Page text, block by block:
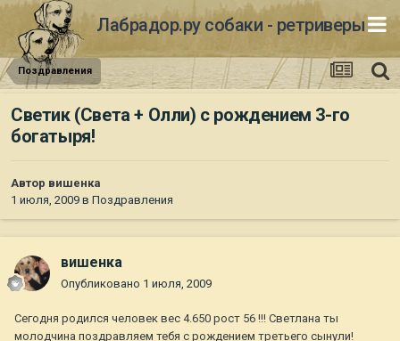
Лабрадор.ру собаки - ретриверы
Поздравления
Светик (Света + Олли) с рождением 3-го
богатыря!
Автор вишенка
1 июля, 2009 в Поздравления
вишенка
Опубликовано 1 июля, 2009
Сегодня родился человек вес 4.650 рост 56 !!! Светлана ты
молодчина поздравляем тебя с рождением третьего сынули!